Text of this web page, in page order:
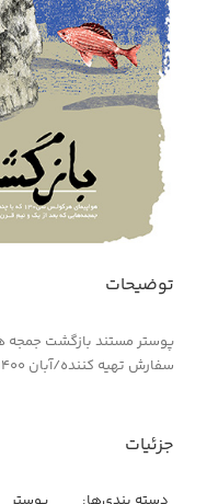
توضیحات
پوستر مستند بازگشت جمجه
سفارش تهیه کننده/آبان ۱۴۰۰
جزئیات